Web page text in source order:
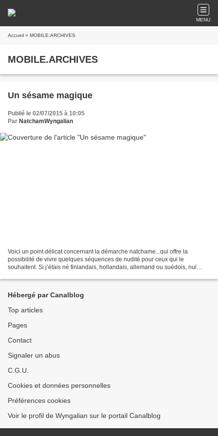
MENU
Accueil » MOBILE.ARCHIVES
MOBILE.ARCHIVES
Un sésame magique
Publié le 02/07/2015 à 10:05
Par NatchamWyngalian
Voici un point délicat concernant la démarche natchame...qui offre la
possibilité de vivre quelques séquences de nudité pour ceux qui le
souhaitent. Si j’étais né finlandais, hollandais, allemand ou suédois, nul
Hébergé par Canalblog
Top articles
Pages
Contact
Signaler un abus
C.G.U.
Cookies et données personnelles
Préférences cookies
Voir le profil de Wyngalian sur le portail Canalblog